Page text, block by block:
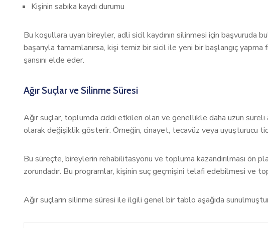
Kişinin sabıka kaydı durumu
Bu koşullara uyan bireyler, adli sicil kaydının silinmesi için başvuruda
başarıyla tamamlanırsa, kişi temiz bir sicil ile yeni bir başlangıç yapma
şansını elde eder.
Ağır Suçlar ve Silinme Süresi
Ağır suçlar, toplumda ciddi etkileri olan ve genellikle daha uzun süreli
olarak değişiklik gösterir. Örneğin, cinayet, tecavüz veya uyuşturucu
Bu süreçte, bireylerin rehabilitasyonu ve topluma kazandırılması ön
zorundadır. Bu programlar, kişinin suç geçmişini telafi edebilmesi ve
Ağır suçların silinme süresi ile ilgili genel bir tablo aşağıda